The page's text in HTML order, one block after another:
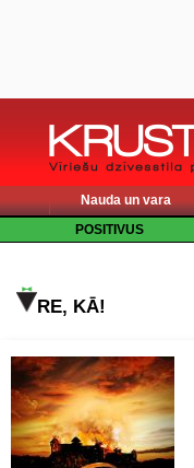
Nauda un vara
POSITIVUS
RE, KĀ!